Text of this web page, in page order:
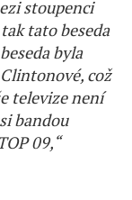
stoupenci
tato beseda
byla
což
televize není
bandou
09,“